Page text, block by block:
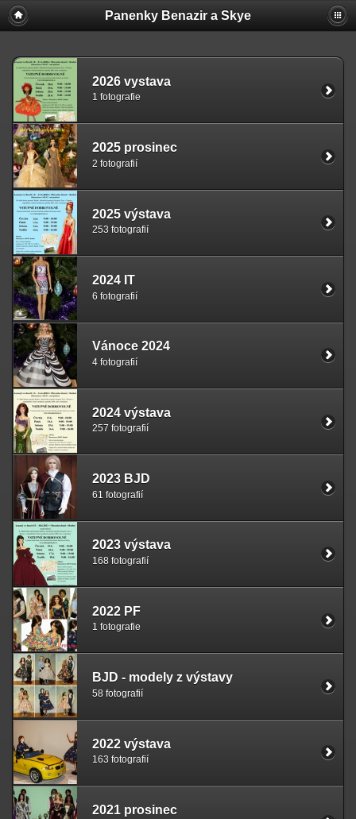
Panenky Benazir a Skye
2026 vystava
1 fotografie
2025 prosinec
2 fotografií
2025 výstava
253 fotografií
2024 IT
6 fotografií
Vánoce 2024
4 fotografií
2024 výstava
257 fotografií
2023 BJD
61 fotografií
2023 výstava
168 fotografií
2022 PF
1 fotografie
BJD - modely z výstavy
58 fotografií
2022 výstava
163 fotografií
2021 prosinec